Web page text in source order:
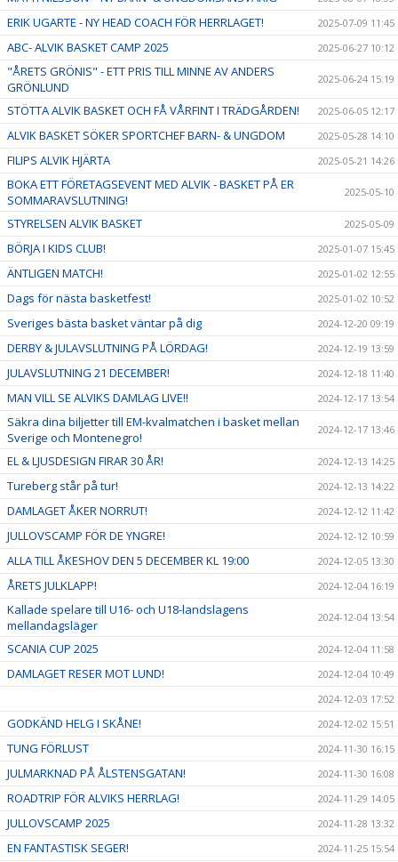
ERIK UGARTE - NY HEAD COACH FÖR HERRLAGET! 2025-07-09 11:45
ABC- ALVIK BASKET CAMP 2025 2025-06-27 10:12
"ÅRETS GRÖNIS" - ETT PRIS TILL MINNE AV ANDERS
GRÖNLUND
2025-06-24 15:19
STÖTTA ALVIK BASKET OCH FÅ VÅRFINT I TRÄDGÅRDEN! 2025-06-05 12:17
ALVIK BASKET SÖKER SPORTCHEF BARN- & UNGDOM 2025-05-28 14:10
FILIPS ALVIK HJÄRTA 2025-05-21 14:26
BOKA ETT FÖRETAGSEVENT MED ALVIK - BASKET PÅ ER
SOMMARAVSLUTNING!
2025-05-10
STYRELSEN ALVIK BASKET 2025-05-09
BÖRJA I KIDS CLUB! 2025-01-07 15:45
ÄNTLIGEN MATCH! 2025-01-02 12:55
Dags för nästa basketfest! 2025-01-02 10:52
Sveriges bästa basket väntar på dig 2024-12-20 09:19
DERBY & JULAVSLUTNING PÅ LÖRDAG! 2024-12-19 13:59
JULAVSLUTNING 21 DECEMBER! 2024-12-18 11:40
MAN VILL SE ALVIKS DAMLAG LIVE!! 2024-12-17 13:54
Säkra dina biljetter till EM-kvalmatchen i basket mellan
Sverige och Montenegro!
2024-12-17 13:46
EL & LJUSDESIGN FIRAR 30 ÅR! 2024-12-13 14:25
Tureberg står på tur! 2024-12-13 14:22
DAMLAGET ÅKER NORRUT! 2024-12-12 11:42
JULLOVSCAMP FÖR DE YNGRE! 2024-12-12 10:59
ALLA TILL ÅKESHOV DEN 5 DECEMBER KL 19:00 2024-12-05 13:30
ÅRETS JULKLAPP! 2024-12-04 16:19
Kallade spelare till U16- och U18-landslagens
mellandagsläger
2024-12-04 13:54
SCANIA CUP 2025 2024-12-04 11:58
DAMLAGET RESER MOT LUND!
2024-12-04 10:49
2024-12-03 17:52
GODKÄND HELG I SKÅNE! 2024-12-02 15:51
TUNG FÖRLUST 2024-11-30 16:15
JULMARKNAD PÅ ÅLSTENSGATAN! 2024-11-30 16:08
ROADTRIP FÖR ALVIKS HERRLAG! 2024-11-29 14:05
JULLOVSCAMP 2025 2024-11-28 13:32
EN FANTASTISK SEGER! 2024-11-25 15:54